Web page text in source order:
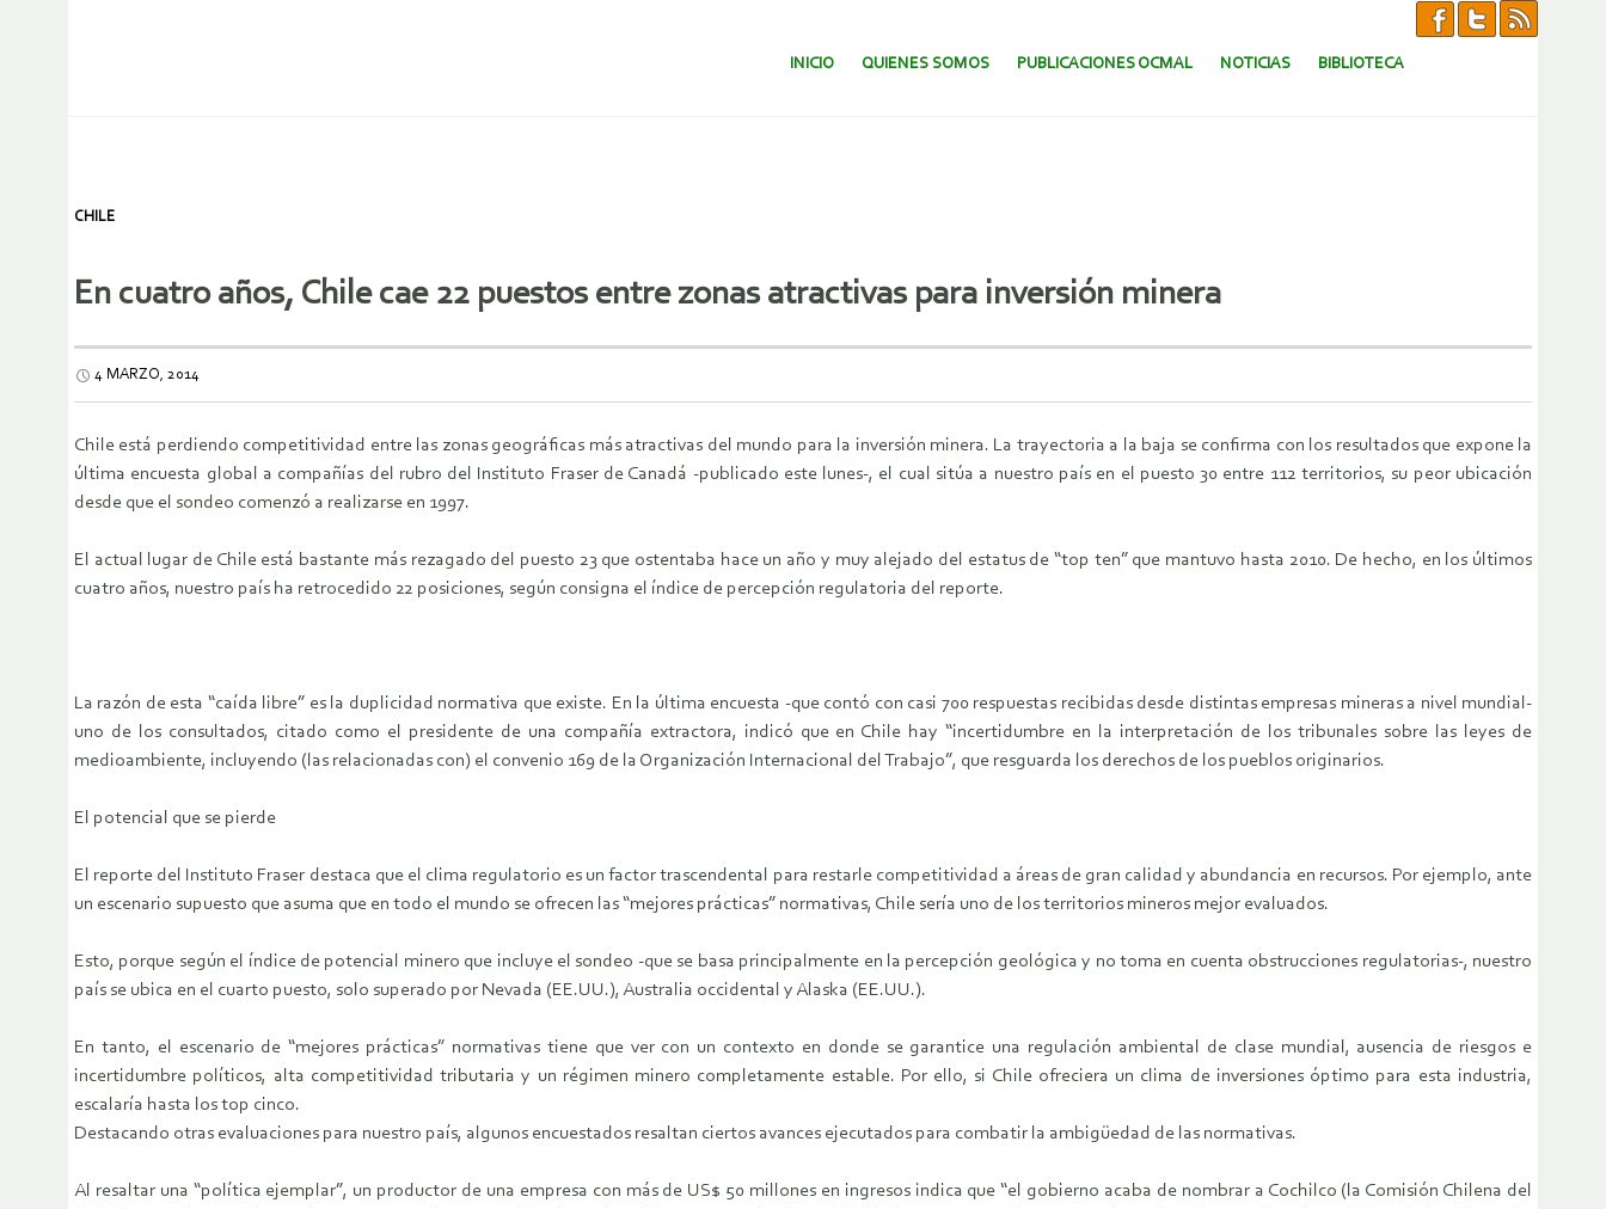
SALTAR AL CONTENIDO.
INICIO QUIENES SOMOS PUBLICACIONES OCMAL NOTICIAS BIBLIOTECA
CHILE
En cuatro años, Chile cae 22 puestos entre zonas atractivas para inversión minera
4 MARZO, 2014
Chile está perdiendo competitividad entre las zonas geográficas más atractivas del mundo para la inversión minera. La trayectoria a la baja se confirma con los resultados que expone la
última encuesta global a compañías del rubro del Instituto Fraser de Canadá -publicado este lunes-, el cual sitúa a nuestro país en el puesto 30 entre 112 territorios, su peor ubicación
desde que el sondeo comenzó a realizarse en 1997.
El actual lugar de Chile está bastante más rezagado del puesto 23 que ostentaba hace un año y muy alejado del estatus de “top ten” que mantuvo hasta 2010. De hecho, en los últimos
cuatro años, nuestro país ha retrocedido 22 posiciones, según consigna el índice de percepción regulatoria del reporte.
La razón de esta “caída libre” es la duplicidad normativa que existe. En la última encuesta -que contó con casi 700 respuestas recibidas desde distintas empresas mineras a nivel mundial-
uno de los consultados, citado como el presidente de una compañía extractora, indicó que en Chile hay “incertidumbre en la interpretación de los tribunales sobre las leyes de
medioambiente, incluyendo (las relacionadas con) el convenio 169 de la Organización Internacional del Trabajo”, que resguarda los derechos de los pueblos originarios.
El potencial que se pierde
El reporte del Instituto Fraser destaca que el clima regulatorio es un factor trascendental para restarle competitividad a áreas de gran calidad y abundancia en recursos. Por ejemplo, ante
un escenario supuesto que asuma que en todo el mundo se ofrecen las “mejores prácticas” normativas, Chile sería uno de los territorios mineros mejor evaluados.
Esto, porque según el índice de potencial minero que incluye el sondeo -que se basa principalmente en la percepción geológica y no toma en cuenta obstrucciones regulatorias-, nuestro
país se ubica en el cuarto puesto, solo superado por Nevada (EE.UU.), Australia occidental y Alaska (EE.UU.).
En tanto, el escenario de “mejores prácticas” normativas tiene que ver con un contexto en donde se garantice una regulación ambiental de clase mundial, ausencia de riesgos e
incertidumbre políticos, alta competitividad tributaria y un régimen minero completamente estable. Por ello, si Chile ofreciera un clima de inversiones óptimo para esta industria,
escalaría hasta los top cinco.
Destacando otras evaluaciones para nuestro país, algunos encuestados resaltan ciertos avances ejecutados para combatir la ambigüedad de las normativas.
Al resaltar una “política ejemplar”, un productor de una empresa con más de US$ 50 millones en ingresos indica que “el gobierno acaba de nombrar a Cochilco (la Comisión Chilena del